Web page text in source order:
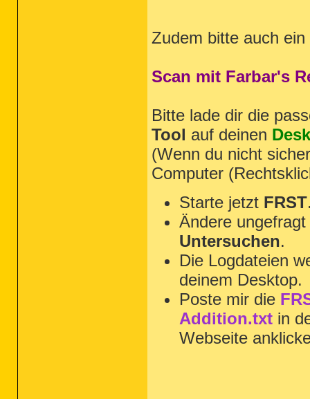
Zudem bitte auch
Scan mit Farbar's
Bitte lade dir die
Tool auf deinen
(Wenn du nicht
Computer
Starte jetzt FRST
Ändere
Untersuchen.
Die Logdateien
deinem Desktop.
Poste mir die
Addition.txt in
Webseite